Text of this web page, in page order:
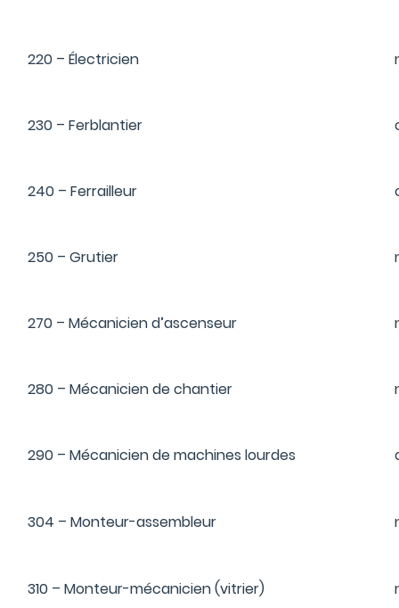
220 – Électricien
230 – Ferblantier
240 – Ferrailleur
250 – Grutier
270 – Mécanicien d’ascenseur
280 – Mécanicien de chantier
290 – Mécanicien de machines lourdes
304 – Monteur-assembleur
310 – Monteur-mécanicien (vitrier)